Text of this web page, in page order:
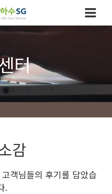
터
감
객님들의 후기를 담았습
.